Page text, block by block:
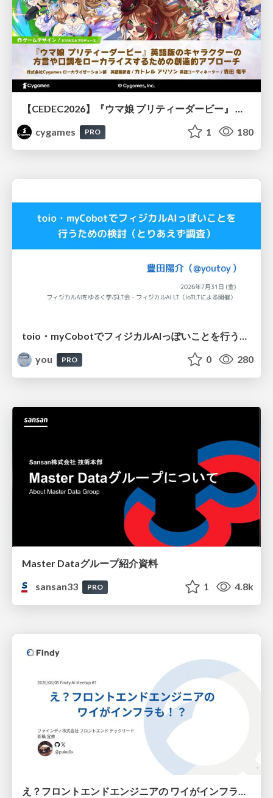
cygames
PRO 1 180
toio・myCobotでフィジカルAIっぽいことを行うための検討（とりあえず調査） / フィジカルAI LT（IoTLTによる開催）
you
PRO 0 280
Master Dataグループ紹介資料
sansan33
PRO 1 4.8k